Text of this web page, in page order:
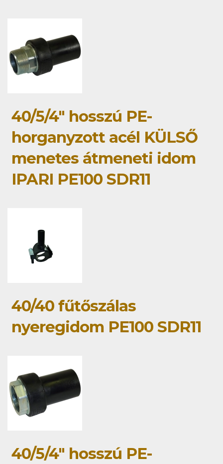
40/5/4" hosszú PE-
horganyzott acél KÜLSŐ
menetes átmeneti idom
IPARI PE100 SDR11
40/40 fűtőszálas
nyeregidom PE100 SDR11
40/5/4" hosszú PE-